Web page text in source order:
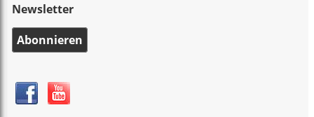
Newsletter
Abonnieren